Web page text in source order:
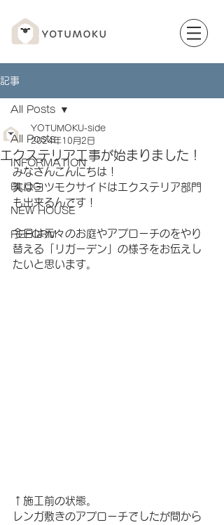
記事
All Posts
INFORMATION
BLOG
NEW HOUSE
REFORM
All Posts
エクステリア工事が始まりました！
YOTUMOKU-side
2024年10月2日
みなさんこんにちは！
実はヨツモクサイドはエクステリア部門
も出来るんです！
今日は元々のお庭やアプローチのをやり
替える「リガーデン」の様子をお伝えし
たいと思います。
↑施工前の状態。
レンガ敷きのアプローチでしたが間から